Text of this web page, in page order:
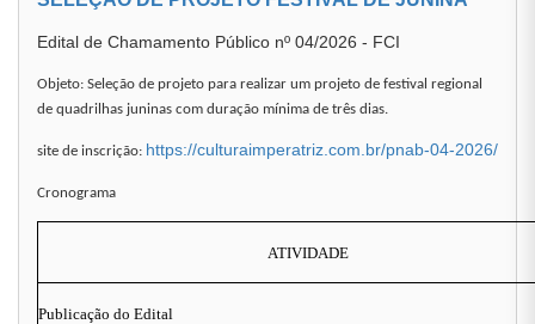
Edital de Chamamento Público nº 04/2026 - FCI
Objeto: Seleção de projeto para realizar um projeto de festival regional
de quadrilhas juninas com duração mínima de três dias.
site de inscrição: https://culturaimperatriz.com.br/pnab-04-2026/
Cronograma
ATIVIDADE
Publicação do Edital